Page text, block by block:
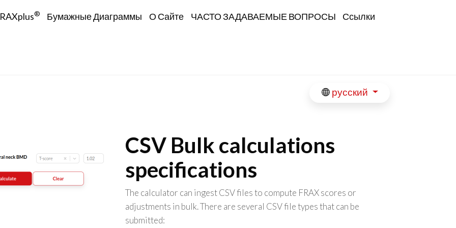
® Бумажные Диаграммы О Сайте ЧАСТО ЗАДАВАЕМЫЕ ВОПРОСЫ Ссылки
русский
CSV Bulk calculations
specifications
The calculator can ingest CSV files to compute FRAX scores or
adjustments in bulk. There are several CSV file types that can be
submitted: